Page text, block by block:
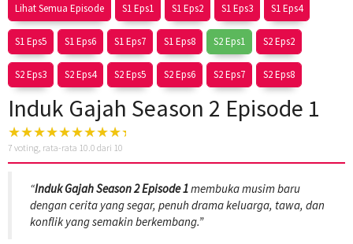
Lihat Semua Episode S1 Eps1 S1 Eps2 S1 Eps3 S1 Eps4
S1 Eps5 S1 Eps6 S1 Eps7 S1 Eps8 S2 Eps1 S2 Eps2
S2 Eps3 S2 Eps4 S2 Eps5 S2 Eps6 S2 Eps7 S2 Eps8
Induk Gajah Season 2 Episode 1
7 voting, rata-rata 10.0 dari 10
“Induk Gajah Season 2 Episode 1membuka musim baru
dengan cerita yang segar, penuh drama keluarga, tawa, dan
konflik yang semakin berkembang.”